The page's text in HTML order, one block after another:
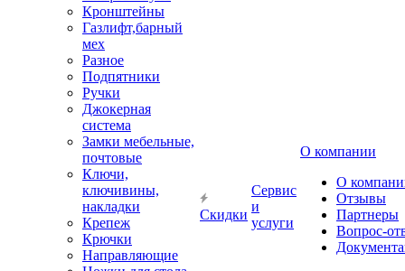
Кронштейны
Газлифт,барный
мех
Разное
Подпятники
Ручки
Джокерная
система
Замки мебельные,
почтовые
Ключи,
ключивины,
накладки
Крепеж
Крючки
Направляющие
Скидки
Сервис
и
услуги
О компании
О
Отзывы
Партнеры
Вопрос-